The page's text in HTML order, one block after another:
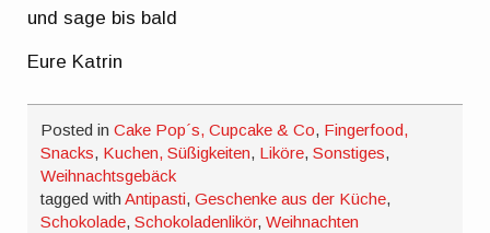
und sage bis bald
Eure Katrin
Posted inCake Pop´s, Cupcake & Co, Fingerfood,
Snacks, Kuchen, Süßigkeiten, Liköre,Sonstiges,
Weihnachtsgebäck
tagged withAntipasti,Geschenke aus der Küche,
Schokolade,Schokoladenlikör,Weihnachten